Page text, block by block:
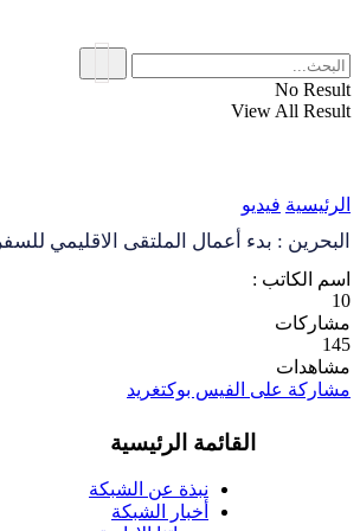
No Result
View All Result
الرئيسية فيديو
البحرين : بدء أعمال الملتقى الاقليمي
اسم الكاتب :
10
مشاركات
145
مشاهدات
مشاركة على الفيس بوكتغريد
القائمة الرئيسية
نبذة عن الشبكة
أخبار الشبكة